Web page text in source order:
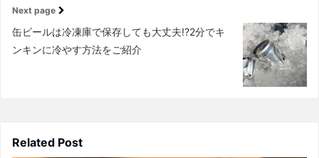
Next page
缶ビールは冷凍庫で保存しても大丈夫!?2分でキ
ンキンに冷やす方法をご紹介
Related Post